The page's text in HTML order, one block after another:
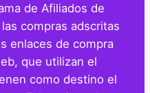
de Afiliados de
compras adscritas
enlaces de compra
que utilizan el
como destino el